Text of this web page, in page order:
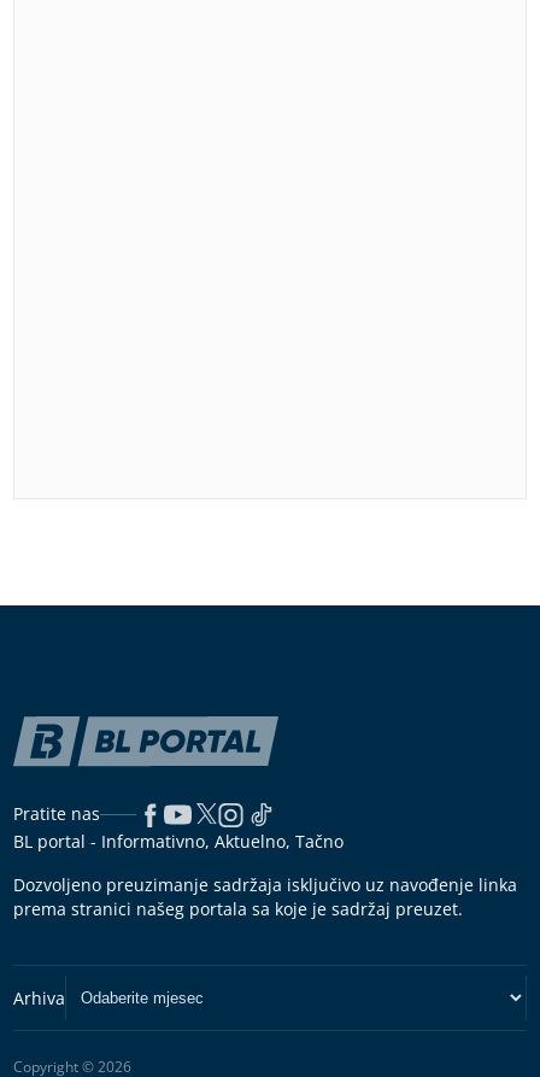
Pratite nas
BL portal - Informativno, Aktuelno, Tačno
Dozvoljeno preuzimanje sadržaja isključivo uz navođenje linka
prema stranici našeg portala sa koje je sadržaj preuzet.
Copyright © 2026